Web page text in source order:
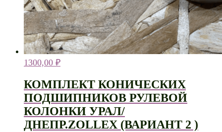
1300,00 ₽
КОМПЛЕКТ КОНИЧЕСКИХ
ПОДШИПНИКОВ РУЛЕВОЙ
КОЛОНКИ УРАЛ/
ДНЕПР.ZOLLEX (ВАРИАНТ 2 )